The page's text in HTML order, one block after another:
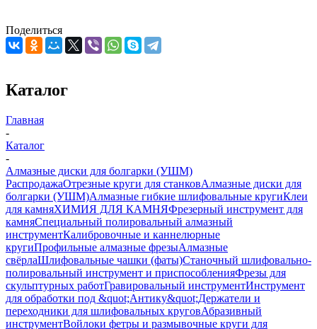
Поделиться
Каталог
Главная
-
Каталог
-
Алмазные диски для болгарки (УШМ)
РаспродажаОтрезные круги для станковАлмазные диски для
болгарки (УШМ)Алмазные гибкие шлифовальные кругиКлеи
для камняХИМИЯ ДЛЯ КАМНЯФрезерный инструмент для
камняСпециальный полировальный алмазный
инструментКалибровочные и каннелюрные
кругиПрофильные алмазные фрезыАлмазные
свёрлаШлифовальные чашки (фаты)Станочный шлифовально-
полировальный инструмент и приспособленияФрезы для
скульптурных работГравировальный инструментИнструмент
для обработки под &quot;Антику&quot;Держатели и
переходники для шлифовальных круговАбразивный
инструментВойлоки фетры и размывочные круги для